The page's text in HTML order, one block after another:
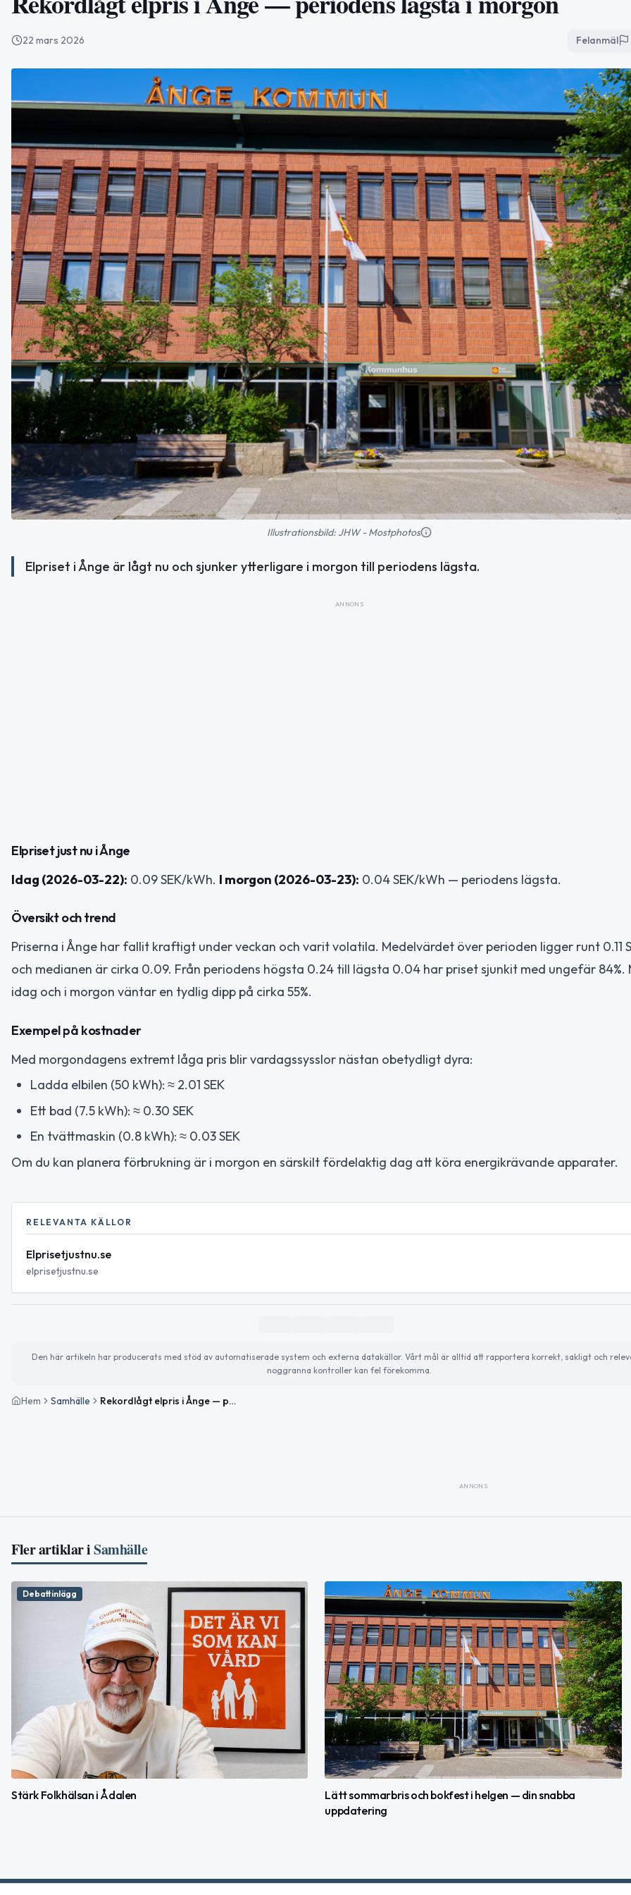
22 mars 2026 Felanmäl
Illustrationsbild: JHW - Mostphotos
Elpriset i Ånge är lågt nu och sjunker ytterligare i morgon till periodens lägsta.
ANNONS
Elpriset just nu i Ånge
Idag (2026-03-22): 0.09 SEK/kWh. I morgon (2026-03-23): 0.04 SEK/kWh — periodens lägsta.
Översikt och trend
Priserna i Ånge har fallit kraftigt under veckan och varit volatila. Medelvärdet över perioden ligger runt 0.11
och medianen är cirka 0.09. Från periodens högsta 0.24 till lägsta 0.04 har priset sjunkit med ungefär 84%.
idag och i morgon väntar en tydlig dipp på cirka 55%.
Exempel på kostnader
Med morgondagens extremt låga pris blir vardagssysslor nästan obetydligt dyra:
Ladda elbilen (50 kWh): ≈ 2.01 SEK
Ett bad (7.5 kWh): ≈ 0.30 SEK
En tvättmaskin (0.8 kWh): ≈ 0.03 SEK
Om du kan planera förbrukning är i morgon en särskilt fördelaktig dag att köra energikrävande apparater.
RELEVANTA KÄLLOR
Elprisetjustnu.se
elprisetjustnu.se
Den här artikeln har producerats med stöd av automatiserade system och externa datakällor. Vårt mål är alltid att rapportera korrekt, sakligt och
noggranna kontroller kan fel förekomma.
Hem Samhälle Rekordlågt elpris i Ånge — periodens lägsta i morgon
ANNONS
Fler artiklar iSamhälle
Debattinlägg
Stärk Folkhälsan i Ådalen
Lätt sommarbris och bokfest i helgen — din snabba
uppdatering